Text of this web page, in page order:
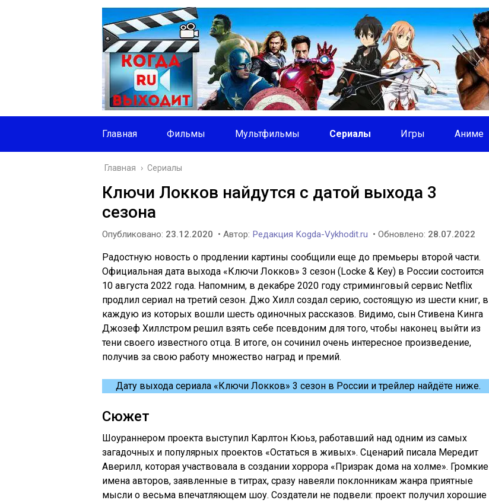
Главная Фильмы Мультфильмы Сериалы Игры Аниме
Главная › Сериалы
Ключи Локков найдутся с датой выхода 3
сезона
Опубликовано: 23.12.2020 • Автор: Редакция Kogda-Vykhodit.ru • Обновлено: 28.07.2022
Радостную новость о продлении картины сообщили еще до премьеры второй части.
Официальная дата выхода «Ключи Локков» 3 сезон (Locke & Key) в России состоится
10 августа 2022 года. Напомним, в декабре 2020 году стриминговый сервис Netflix
продлил сериал на третий сезон. Джо Хилл создал серию, состоящую из шести книг, в
каждую из которых вошли шесть одиночных рассказов. Видимо, сын Стивена Кинга
Джозеф Хиллстром решил взять себе псевдоним для того, чтобы наконец выйти из
тени своего известного отца. В итоге, он сочинил очень интересное произведение,
получив за свою работу множество наград и премий.
Дату выхода сериала «Ключи Локков» 3 сезон в России и трейлер найдёте ниже.
Сюжет
Шоураннером проекта выступил Карлтон Кюьз, работавший над одним из самых
загадочных и популярных проектов «Остаться в живых». Сценарий писала Мередит
Аверилл, которая участвовала в создании хоррора «Призрак дома на холме». Громкие
имена авторов, заявленные в титрах, сразу навеяли поклонникам жанра приятные
мысли о весьма впечатляющем шоу. Создатели не подвели: проект получил хорошие